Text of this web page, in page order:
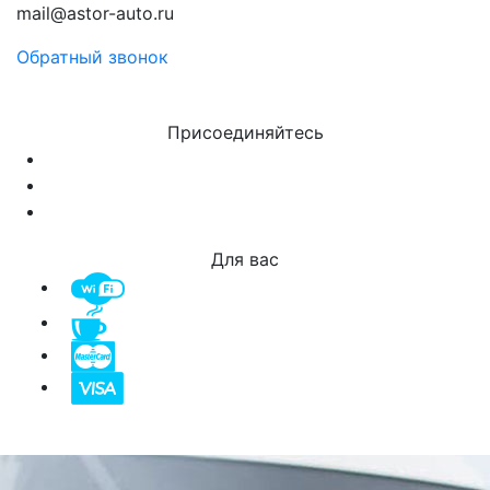
mail@astor-auto.ru
Обратный звонок
Присоединяйтесь
Для вас